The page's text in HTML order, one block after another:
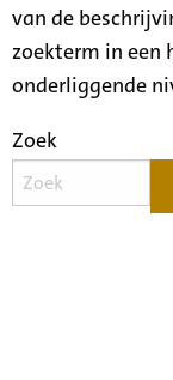
van de
zoekterm in een
onderliggende
Zoek